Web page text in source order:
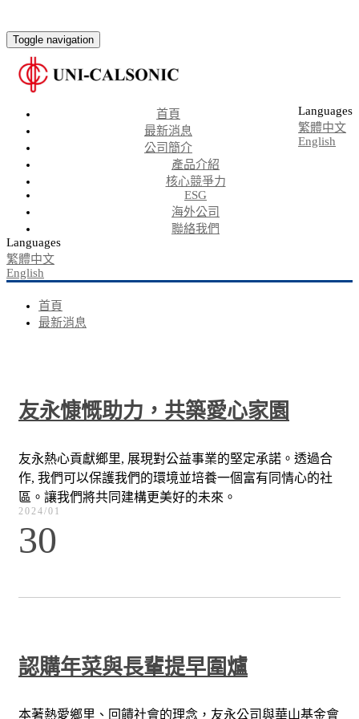
Toggle navigation
Languages
繁體中文
English
首頁
最新消息
公司簡介
產品介紹
核心競爭力
ESG
海外公司
聯絡我們
Languages
繁體中文
English
首頁
最新消息
友永慷慨助力，共築愛心家園
友永熱心貢獻鄉里, 展現對公益事業的堅定承諾。透過合
作, 我們可以保護我們的環境並培養一個富有同情心的社
區。讓我們將共同建構更美好的未來。
2024/01
30
認購年菜與長輩提早圍爐
本著熱愛鄉里、回饋社會的理念，友永公司與華山基金會